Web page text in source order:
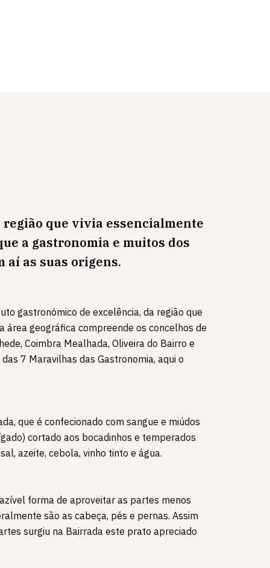
região que vivia essencialmente
a gastronomia e muitos dos
aí as suas origens.
gastronómico de excelência, da região que
área geográfica compreende os concelhos de
Coimbra Mealhada, Oliveira do Bairro e
7 Maravilhas das Gastronomia, aqui o
que é confecionado com sangue e miúdos
cortado aos bocadinhos e temperados
azeite, cebola, vinho tinto e água.
forma de aproveitar as partes menos
são as cabeça, pés e pernas. Assim
surgiu na Bairrada este prato apreciado